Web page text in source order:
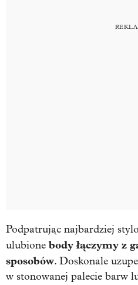
Podpatrując najbardziej
ulubionebody łączymy z
sposobów. Doskonale
w stonowanej palecie barw